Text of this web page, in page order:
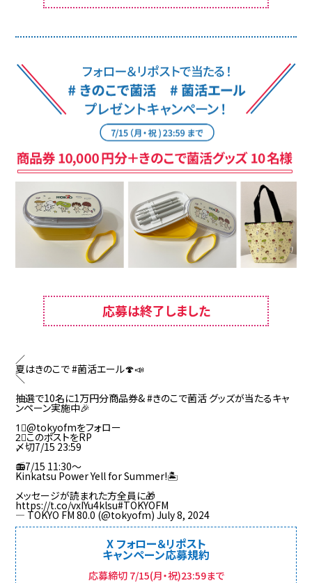
応募は終了しました
／
夏はきのこで#菌活エール🍄📣
＼
抽選で10名に1万円分商品券&#きのこで菌活 グッズが当たるキャ
ンペーン実施中🎉
1⃣@tokyofmをフォロー
2⃣このポストをRP
〆切7/15 23:59
📻7/15 11:30～
Kinkatsu Power Yell for Summer!🏝
メッセージが読まれた方全員に🎁
https://t.co/vxIYu4klsu#TOKYOFM
— TOKYO FM 80.0 (@tokyofm)July 8, 2024
X フォロー＆リポスト
キャンペーン応募規約
応募締切 7/15(月・祝)23:59まで